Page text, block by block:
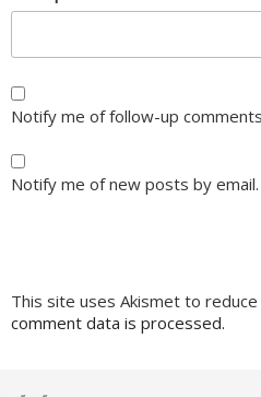
Notify me of follow-up
Notify me of new posts by email.
This site uses Akismet to reduce
comment data is processed.